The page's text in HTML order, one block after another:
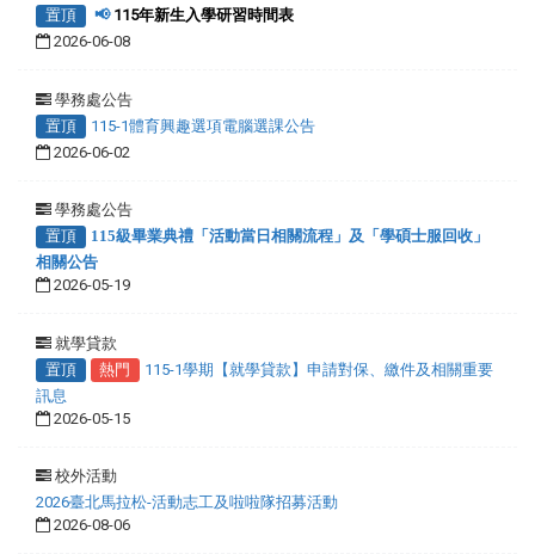
置頂
📢115年新生入學研習時間表
2026-06-08
學務處公告
置頂
115-1體育興趣選項電腦選課公告
2026-06-02
學務處公告
置頂
115級畢業典禮「活動當日相關流程」及「學碩士服回收」
相關公告
2026-05-19
就學貸款
置頂
熱門
115-1學期【就學貸款】申請對保、繳件及相關重要
訊息
2026-05-15
校外活動
2026臺北馬拉松-活動志工及啦啦隊招募活動
2026-08-06